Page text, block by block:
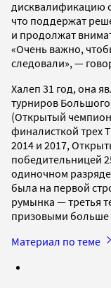
дисквалификацию
что поддержат
и продолжат
«Очень важно,
следовали», —
Халеп 31 год, она
турниров
(Открытый
финалисткой
2014 и 2017,
победительницей
одиночном
была на первой
румынка — третья
призовыми больше
Материал по теме